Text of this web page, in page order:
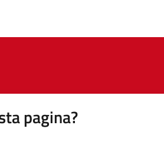
pagina?